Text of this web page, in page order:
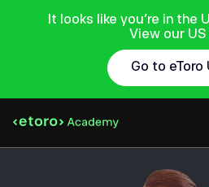
It looks like you're in the
View our US
Go to eToro